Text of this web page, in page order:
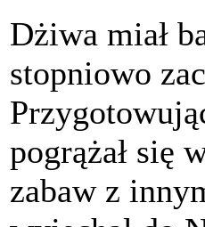
Dżiwa miał
stopniowo
pogrążał się
zabaw z